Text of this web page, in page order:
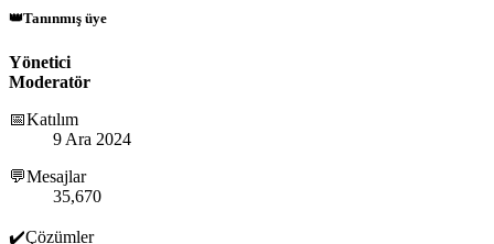
👑Tanınmış üye
Yönetici
Moderatör
📅Katılım
9 Ara 2024
💬Mesajlar
35,670
✔️Çözümler